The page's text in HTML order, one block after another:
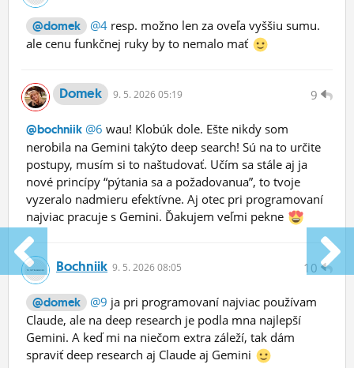
@domek @4 resp. možno len za oveľa vyššiu sumu.
ale cenu funkčnej ruky by to nemalo mať
9
Domek 9. 5. 2026 05:19
@bochniik @6 wau! Klobúk dole. Ešte nikdy som
nerobila na Gemini takýto deep search! Sú na to určite
postupy, musím si to naštudovať. Učím sa stále aj ja
nové princípy “pýtania sa a požadovanua”, to tvoje
vyzeralo nadmieru efektívne. Aj otec pri programovaní
najviac pracuje s Gemini. Ďakujem veľmi pekne
10
Bochniik 9. 5. 2026 08:05
@domek @9 ja pri programovaní najviac používam
Claude, ale na deep research je podla mna najlepší
Gemini. A keď mi na niečom extra záleží, tak dám
spraviť deep research aj Claude aj Gemini